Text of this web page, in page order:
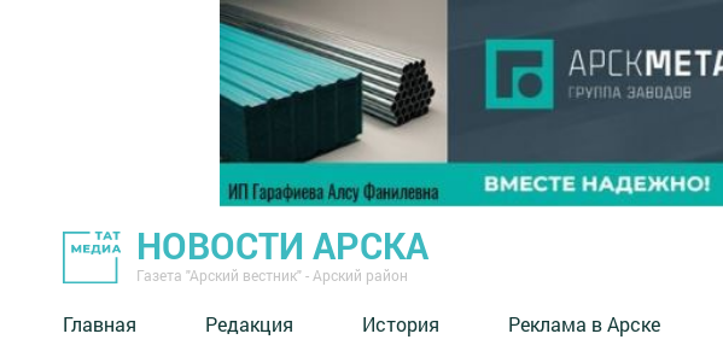
НОВОСТИ АРСКА
Газета "Арский вестник" - Арский район
Главная Редакция История Реклама в Арске